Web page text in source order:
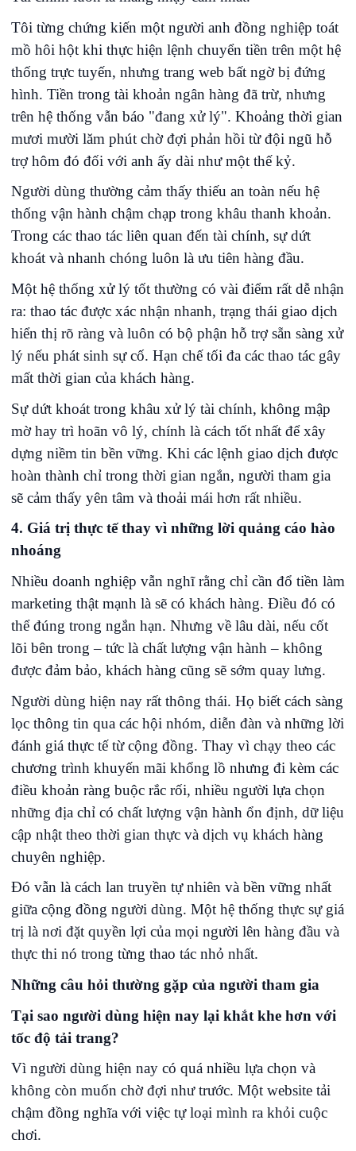
Tôi từng chứng kiến một người anh đồng nghiệp toát
mồ hôi hột khi thực hiện lệnh chuyển tiền trên một hệ
thống trực tuyến, nhưng trang web bất ngờ bị đứng
hình. Tiền trong tài khoản ngân hàng đã trừ, nhưng
trên hệ thống vẫn báo "đang xử lý". Khoảng thời gian
mươi mười lăm phút chờ đợi phản hồi từ đội ngũ hỗ
trợ hôm đó đối với anh ấy dài như một thế kỷ.
Người dùng thường cảm thấy thiếu an toàn nếu hệ
thống vận hành chậm chạp trong khâu thanh khoản.
Trong các thao tác liên quan đến tài chính, sự dứt
khoát và nhanh chóng luôn là ưu tiên hàng đầu.
Một hệ thống xử lý tốt thường có vài điểm rất dễ nhận
ra: thao tác được xác nhận nhanh, trạng thái giao dịch
hiển thị rõ ràng và luôn có bộ phận hỗ trợ sẵn sàng xử
lý nếu phát sinh sự cố. Hạn chế tối đa các thao tác gây
mất thời gian của khách hàng.
Sự dứt khoát trong khâu xử lý tài chính, không mập
mờ hay trì hoãn vô lý, chính là cách tốt nhất để xây
dựng niềm tin bền vững. Khi các lệnh giao dịch được
hoàn thành chỉ trong thời gian ngắn, người tham gia
sẽ cảm thấy yên tâm và thoải mái hơn rất nhiều.
4. Giá trị thực tế thay vì những lời quảng cáo hào
nhoáng
Nhiều doanh nghiệp vẫn nghĩ rằng chỉ cần đổ tiền làm
marketing thật mạnh là sẽ có khách hàng. Điều đó có
thể đúng trong ngắn hạn. Nhưng về lâu dài, nếu cốt
lõi bên trong – tức là chất lượng vận hành – không
được đảm bảo, khách hàng cũng sẽ sớm quay lưng.
Người dùng hiện nay rất thông thái. Họ biết cách sàng
lọc thông tin qua các hội nhóm, diễn đàn và những lời
đánh giá thực tế từ cộng đồng. Thay vì chạy theo các
chương trình khuyến mãi khổng lồ nhưng đi kèm các
điều khoản ràng buộc rắc rối, nhiều người lựa chọn
những địa chỉ có chất lượng vận hành ổn định, dữ liệu
cập nhật theo thời gian thực và dịch vụ khách hàng
chuyên nghiệp.
Đó vẫn là cách lan truyền tự nhiên và bền vững nhất
giữa cộng đồng người dùng. Một hệ thống thực sự giá
trị là nơi đặt quyền lợi của mọi người lên hàng đầu và
thực thi nó trong từng thao tác nhỏ nhất.
Những câu hỏi thường gặp của người tham gia
Tại sao người dùng hiện nay lại khắt khe hơn với
tốc độ tải trang?
Vì người dùng hiện nay có quá nhiều lựa chọn và
không còn muốn chờ đợi như trước. Một website tải
chậm đồng nghĩa với việc tự loại mình ra khỏi cuộc
chơi.